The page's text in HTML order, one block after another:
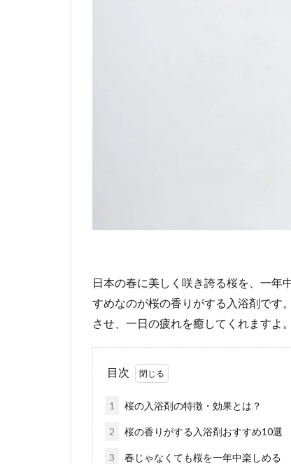
日本の春に美しく咲き誇る桜を、一年
すめなのが桜の香りがする入浴剤です
させ、一日の疲れを癒してくれますよ。
目次
1 桜の入浴剤の特徴・効果とは？
2 桜の香りがする入浴剤おすすめ10選
3 春じゃなくても桜を一年中楽しめる